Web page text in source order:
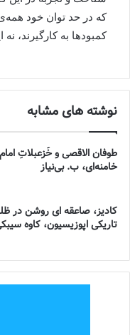
که در حد توان خود
کمبود‌ها به کارگیرند،
نوشته های مشابه
طوفان الاقصی و خُزعبلاتِ امام
خامنه‌ای، ب. بی‌نیاز
کادیز، صاعقه ای روشن در
تاریکی اپوزیسیون، کاوه